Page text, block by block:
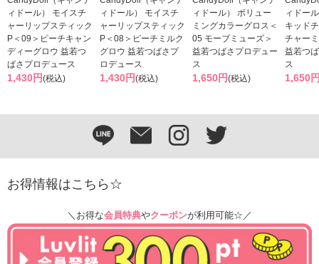
ィドール） モイスチ
ャーリップスティック
P＜09＞ピーチキャン
ディーグロウ 益若つ
ばさプロデュース
1,430円(税込)
ィドール） モイスチ
ャーリップスティック
P＜08＞ピーチミルク
グロウ 益若つばさプ
ロデュース
1,430円(税込)
ィドール） ボリュー
ミングカラーグロス＜
05 モーブミューズ＞
益若つばさプロデュー
ス
1,650円(税込)
ィドー
キッド
チャー
益若つ
ス
1,650
お得情報はこちら☆
＼お得な会員特典やクーポンが利用可能☆／